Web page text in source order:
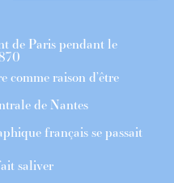
de Paris pendant le
comme raison d’être
de Nantes
français se passait
saliver